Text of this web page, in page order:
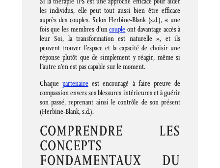
les individus, elle peut tout aussi bien être efficace
auprès des couples. Selon Herbine-Blank (s.d.), « une
fois que les membres d’uncouple ont davantage accès à
leur Soi, la transformation est naturelle », et ils
peuvent trouver l’espace et la capacité de choisir une
réponse plutôt que de simplement y réagir, même si
l’autre n’en est pas capable sur le moment.
Chaque partenaireest encouragé à faire preuve de
compassion envers ses blessures intérieures et à guérir
son passé, reprenant ainsi le contrôle de son présent
(Herbine-Blank, s.d.).
COMPRENDRE LES
CONCEPTS
FONDAMENTAUX DU